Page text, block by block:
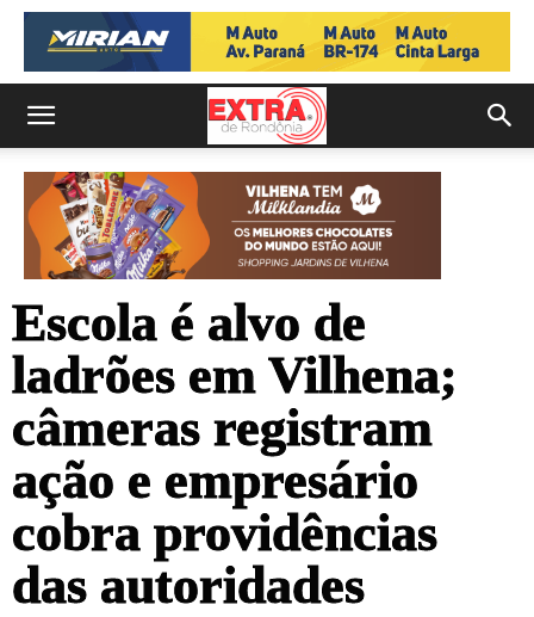
Escola é alvo de
ladrões em Vilhena;
câmeras registram
ação e empresário
cobra providências
das autoridades